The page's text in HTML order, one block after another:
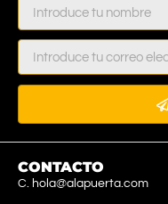
CONTACTO
C. hola@alapuerta.com